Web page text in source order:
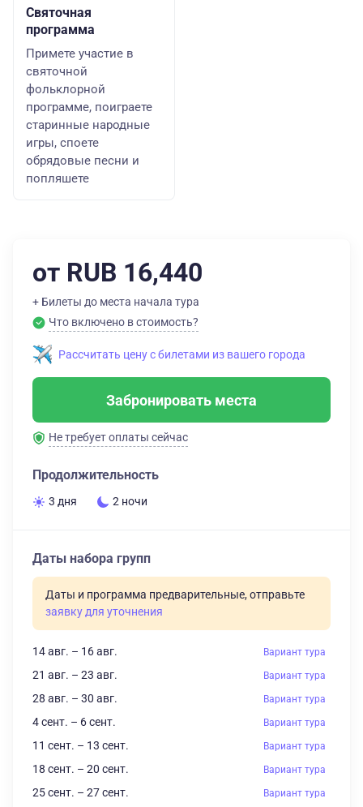
Святочная
программа
Примете участие в
святочной
фольклорной
программе, поиграете
старинные народные
игры, споете
обрядовые песни и
попляшете
от RUB 16,440
+ Билеты до места начала тура
Что включено в стоимость?
Рассчитать цену с билетами из вашего города
Забронировать места
Не требует оплаты сейчас
Продолжительность
3 дня 2 ночи
Даты набора групп
Даты и программа предварительные, отправьте
заявку для уточнения
14 авг. – 16 авг. Вариант тура
21 авг. – 23 авг. Вариант тура
28 авг. – 30 авг. Вариант тура
4 сент. – 6 сент. Вариант тура
11 сент. – 13 сент. Вариант тура
18 сент. – 20 сент. Вариант тура
25 сент. – 27 сент. Вариант тура